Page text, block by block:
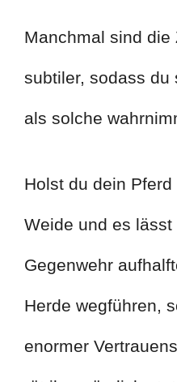
Manchmal sind
subtiler, sodass du
als solche
Holst du dein
Weide und es
Gegenwehr
Herde wegführen,
enormer